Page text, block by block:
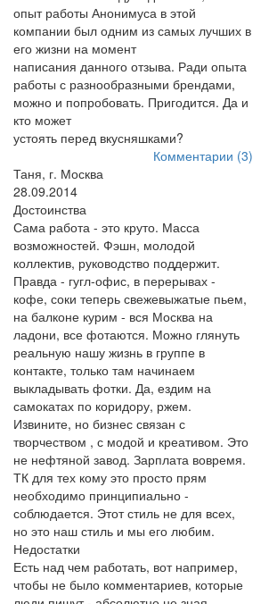
опыт работы Анонимуса в этой
компании был одним из самых лучших в
его жизни на момент
написания данного отзыва. Ради опыта
работы с разнообразными брендами,
можно и попробовать. Пригодится. Да и
кто может
устоять перед вкусняшками?
Комментарии (3)
Таня, г. Москва
28.09.2014
Достоинства
Сама работа - это круто. Масса
возможностей. Фэшн, молодой
коллектив, руководство поддержит.
Правда - гугл-офис, в перерывах -
кофе, соки теперь свежевыжатые пьем,
на балконе курим - вся Москва на
ладони, все фотаются. Можно глянуть
реальную нашу жизнь в группе в
контакте, только там начинаем
выкладывать фотки. Да, ездим на
самокатах по коридору, ржем.
Извините, но бизнес связан с
творчеством , с модой и креативом. Это
не нефтяной завод. Зарплата вовремя.
ТК для тех кому это просто прям
необходимо принципиально -
соблюдается. Этот стиль не для всех,
но это наш стиль и мы его любим.
Недостатки
Есть над чем работать, вот например,
чтобы не было комментариев, которые